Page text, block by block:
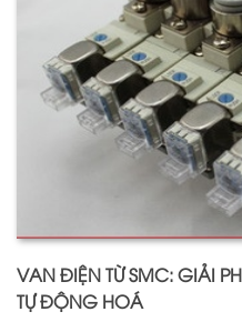
VAN ĐIỆN TỪ SMC: GIẢI
TỰ ĐỘNG HOÁ